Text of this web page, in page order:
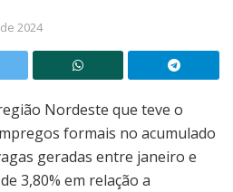
2024
Nordeste que teve o
formais no acumulado
geradas entre janeiro e
3,80% em relação a